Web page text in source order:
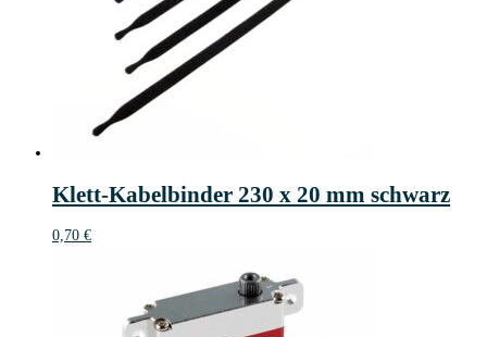
Klett-Kabelbinder 230 x 20 mm schwarz
0,70 €